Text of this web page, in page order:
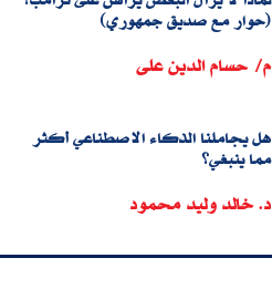
(حوار مع صديق جمهوري)
م/ حسام الدين على
هل يجاملنا الذكاء الاصطناعي أكثر
مما ينبغي؟
د. خالد وليد محمود